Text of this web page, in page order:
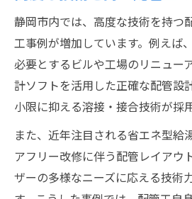
静岡市内では、高度な技術を持つ
工事例が増加しています。例えば
必要とするビルや工場のリニュー
計ソフトを活用した正確な配管設
小限に抑える溶接・接合技術が採
また、近年注目される省エネ型給
アフリー改修に伴う配管レイアウ
ザーの多様なニーズに応える技術